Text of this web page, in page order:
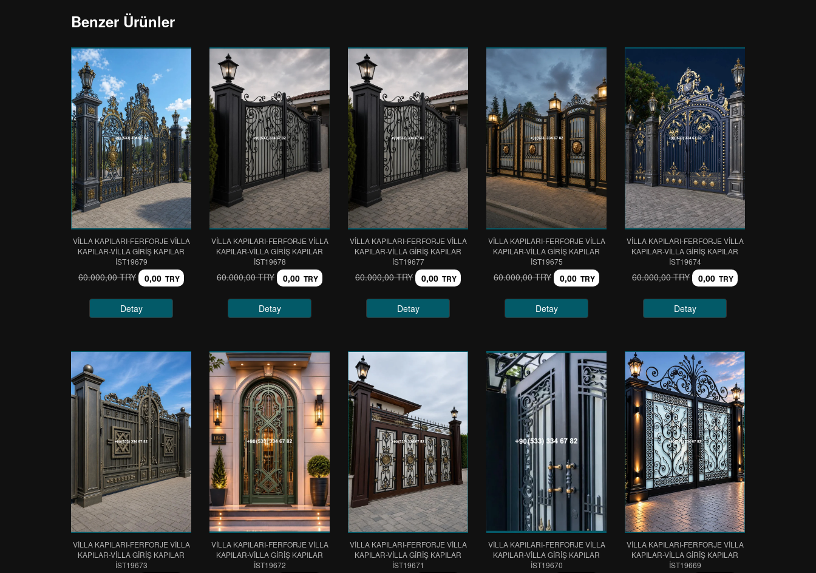
Benzer Ürünler
VİLLA KAPILARI-FERFORJE VİLLA
KAPILAR-VİLLA GİRİŞ KAPILAR
IST19679
60.000,00 TRY 0,00 TRY
Detay
VİLLA KAPILARI-FERFORJE VİLLA
KAPILAR-VİLLA GİRİŞ KAPILAR
IST19678
60.000,00 TRY 0,00 TRY
Detay
VİLLA KAPILARI-FERFORJE VİLLA
KAPILAR-VİLLA GİRİŞ KAPILAR
IST19677
60.000,00 TRY 0,00 TRY
Detay
VİLLA KAPILARI-FERFORJE VİLLA
KAPILAR-VİLLA GİRİŞ KAPILAR
IST19675
60.000,00 TRY 0,00 TRY
Detay
VİLLA KAPILARI-FERFORJE VİLLA
KAPILAR-VİLLA GİRİŞ KAPILAR
IST19674
60.000,00 TRY 0,00 TRY
Detay
VİLLA KAPILARI-FERFORJE VİLLA
KAPILAR-VİLLA GİRİŞ KAPILAR
IST19673
VİLLA KAPILARI-FERFORJE VİLLA
KAPILAR-VİLLA GİRİŞ KAPILAR
IST19672
VİLLA KAPILARI-FERFORJE VİLLA
KAPILAR-VİLLA GİRİŞ KAPILAR
IST19671
VİLLA KAPILARI-FERFORJE VİLLA
KAPILAR-VİLLA GİRİŞ KAPILAR
IST19670
VİLLA KAPILARI-FERFORJE VİLLA
KAPILAR-VİLLA GİRİŞ KAPILAR
IST19669